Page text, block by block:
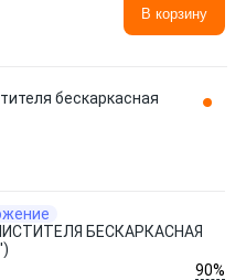
В корзину
бескаркасная
БЕСКАРКАСНАЯ
90%